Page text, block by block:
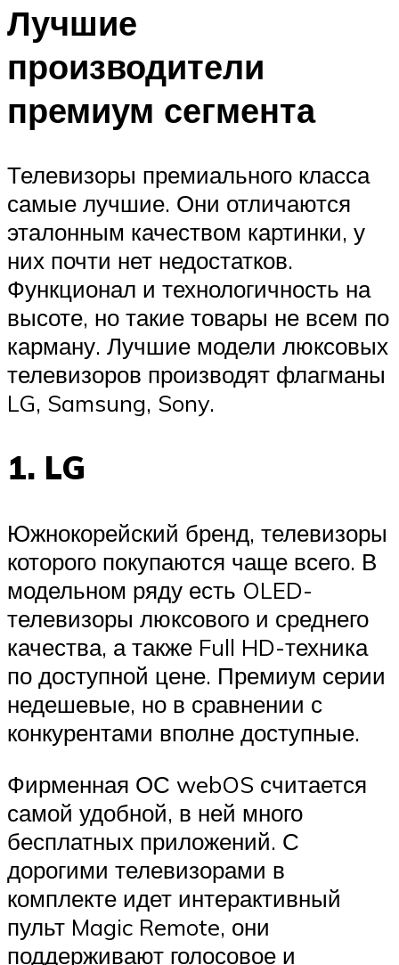
Лучшие
производители
премиум сегмента
Телевизоры премиального класса
самые лучшие. Они отличаются
эталонным качеством картинки, у
них почти нет недостатков.
Функционал и технологичность на
высоте, но такие товары не всем по
карману. Лучшие модели люксовых
телевизоров производят флагманы
LG, Samsung, Sony.
1. LG
Южнокорейский бренд, телевизоры
которого покупаются чаще всего. В
модельном ряду есть OLED-
телевизоры люксового и среднего
качества, а также Full HD-техника
по доступной цене. Премиум серии
недешевые, но в сравнении с
конкурентами вполне доступные.
Фирменная ОС webOS считается
самой удобной, в ней много
бесплатных приложений. С
дорогими телевизорами в
комплекте идет интерактивный
пульт Magic Remote, они
поддерживают голосовое и